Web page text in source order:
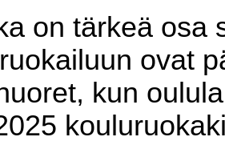
on tärkeä osa
ovat
kun